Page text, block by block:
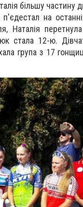
більшу частину
на
Наталія
стала 12-ю.
група з 17